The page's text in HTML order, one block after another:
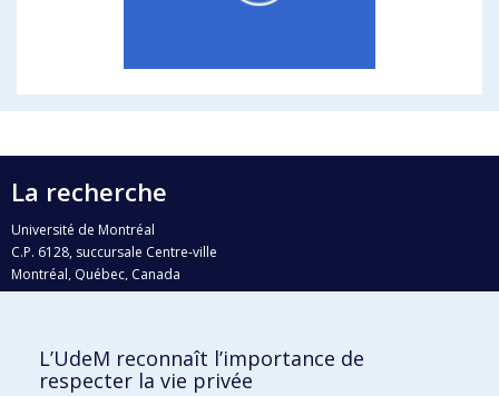
La recherche
Université de Montréal
C.P. 6128, succursale Centre-ville
Montréal, Québec, Canada
H3C 3J7
Qui fait quoi?
L’UdeM reconnaît l’importance de
respecter la vie privée